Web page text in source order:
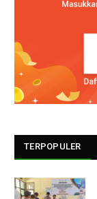
TERPOPULER